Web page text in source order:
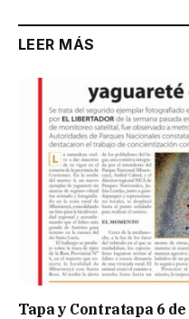
LEER MÁS
Tapa y Contratapa 6